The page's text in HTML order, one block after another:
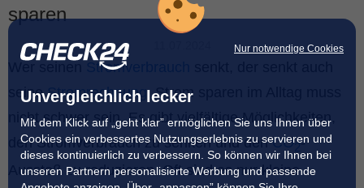
Nur notwendige Cookies
Unvergleichlich lecker
Mit dem Klick auf „geht klar” ermöglichen Sie uns Ihnen über
Cookies ein verbessertes Nutzungserlebnis zu servieren und
dieses kontinuierlich zu verbessern. So können wir Ihnen bei
unseren Partnern personalisierte Werbung und passende
sparen
Stromverbrauch
seineStromrechnung . Strom sparen im Alltag muss
nicht schwer sein. Es gibt vielfältige Möglichkeiten,
den Stromverbrauch zu senken und denCO2-
Ausstoß zu reduzieren. Oft sind es nur kleine